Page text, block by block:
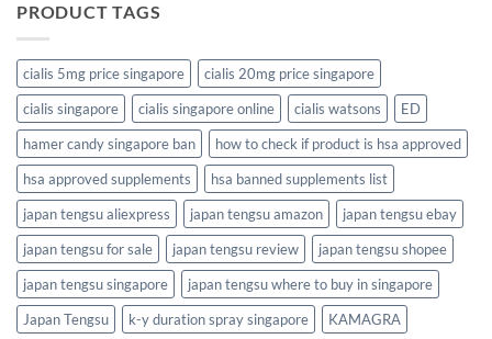
PRODUCT TAGS
cialis 5mg price singapore
cialis 20mg price singapore
cialis singapore
cialis singapore online cialis watsons
ED
hamer candy singapore ban
how to check if product is hsa approved
hsa approved supplements
hsa banned supplements list
japan tengsu aliexpress
japan tengsu amazon
japan tengsu ebay
japan tengsu for sale
japan tengsu review
japan tengsu shopee
japan tengsu singapore
japan tengsu where to buy in singapore
Japan Tengsu
k-y duration spray singapore
KAMAGRA